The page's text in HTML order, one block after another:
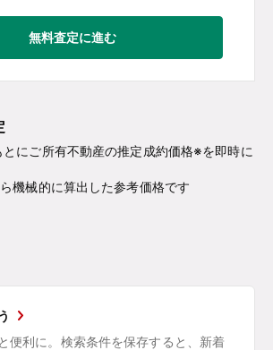
無料査定に進む
にご所有不動産の推定成約価格※を即時に
機械的に算出した参考価格です
便利に。検索条件を保存すると、新着